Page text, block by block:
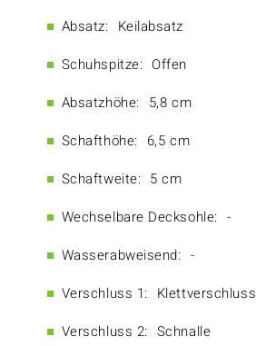
Absatz: Keilabsatz
Schuhspitze: Offen
Absatzhöhe: 5,8 cm
Schafthöhe: 6,5 cm
Schaftweite: 5 cm
Wechselbare Decksohle: -
Wasserabweisend: -
Verschluss 1: Klettverschluss
Verschluss 2: Schnalle